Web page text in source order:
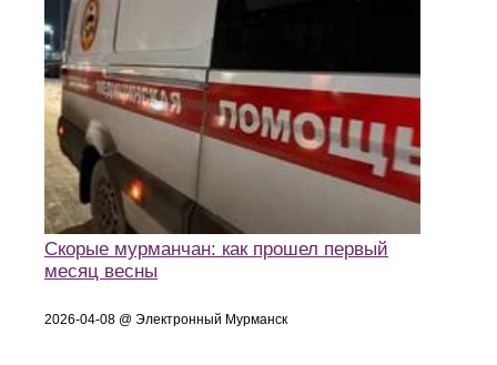
Скорые мурманчан: как прошел первый
месяц весны
2026-04-08 @ Электронный Мурманск